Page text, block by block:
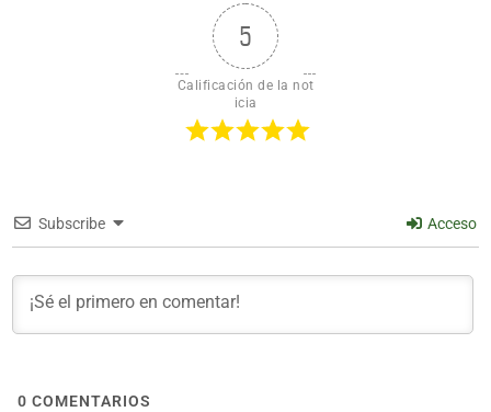
5
Calificación de la not
icia
Subscribe Acceso
0 COMENTARIOS